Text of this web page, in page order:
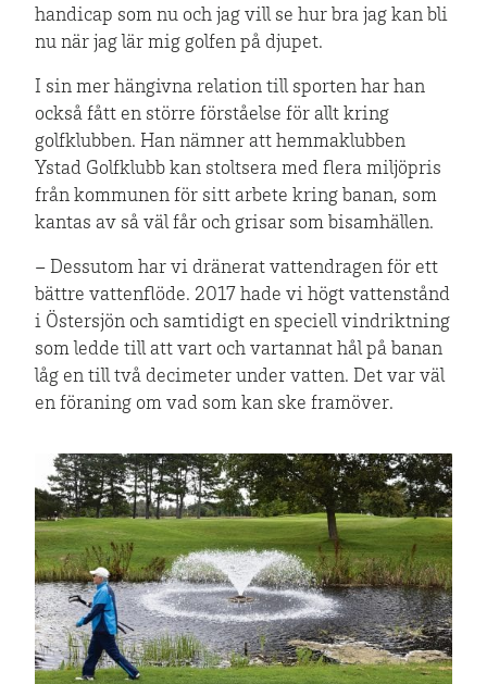
handicap som nu och jag vill se hur bra jag kan bli
nu när jag lär mig golfen på djupet.
I sin mer hängivna relation till sporten har han
också fått en större förståelse för allt kring
golfklubben. Han nämner att hemmaklubben
Ystad Golfklubb kan stoltsera med flera miljöpris
från kommunen för sitt arbete kring banan, som
kantas av så väl får och grisar som bisamhällen.
– Dessutom har vi dränerat vattendragen för ett
bättre vattenflöde. 2017 hade vi högt vattenstånd
i Östersjön och samtidigt en speciell vindriktning
som ledde till att vart och vartannat hål på banan
låg en till två decimeter under vatten. Det var väl
en föraning om vad som kan ske framöver.